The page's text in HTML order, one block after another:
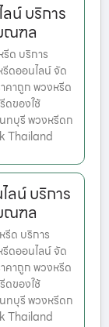
น์ บริการ
ณฑล
ด บริการ
ดออนไลน์ จัด
คาถูก พวงหรีด
ของใช้
ทบุรี พวงหรีดก
Thailand
ลน์ บริการ
ณฑล
ด บริการ
ดออนไลน์ จัด
คาถูก พวงหรีด
ของใช้
ทบุรี พวงหรีดก
Thailand